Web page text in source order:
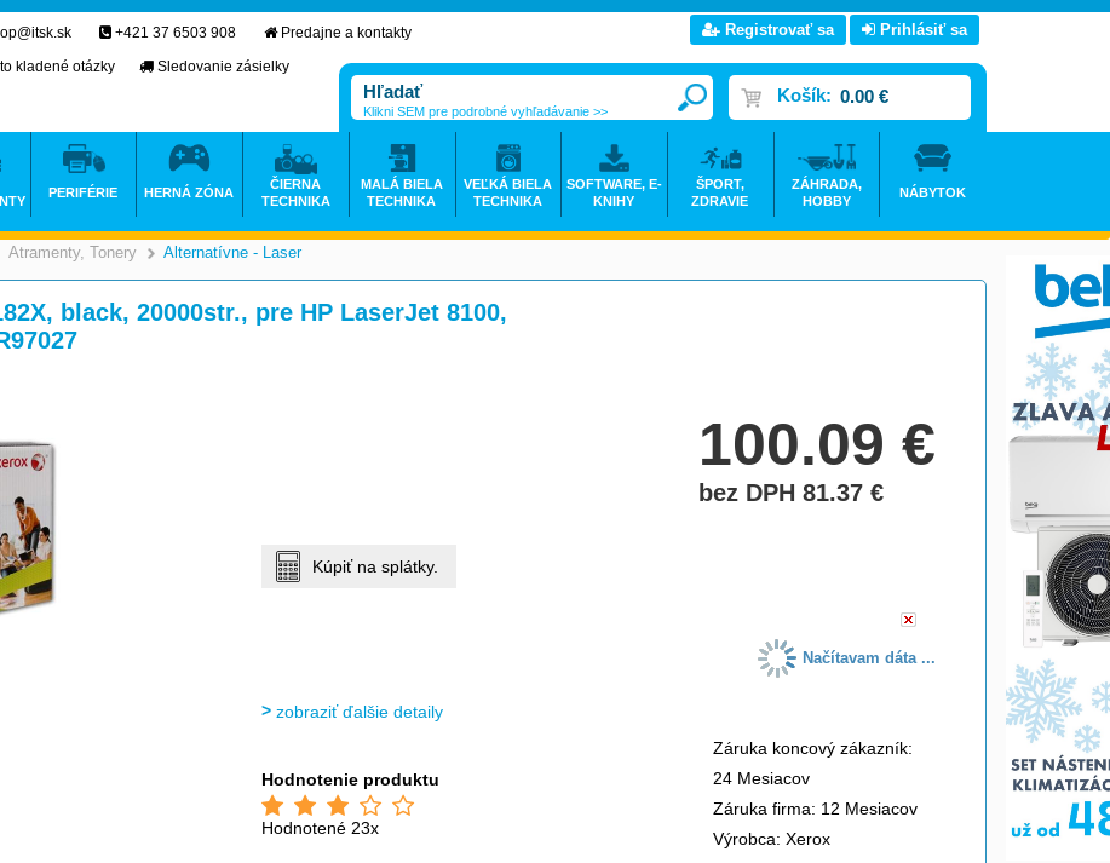
Atramenty, Tonery >
Alternatívne - Laser
black, 20000str., pre HP LaserJet 8100,
100.09€
bez DPH 81.37€
Kúpiť na splátky.
Načítavam dáta ...
zobraziť ďalšie detaily
Hodnotenie produktu
Hodnotené 23x
Záruka koncový zákazník:
24 Mesiacov
Záruka firma: 12 Mesiacov
Výrobca: Xerox
+421 37 6503 908
Predajne a kontakty
kladené otázky
Sledovanie zásielky
Registrovať sa Prihlásiť sa
Košík: 0.00 €
Klikni SEM pre podrobné vyhľadávanie >>
PERIFÉRIE HERNÁ ZÓNA
ČIERNA
TECHNIKA
MALÁ BIELA
TECHNIKA
VEĽKÁ BIELA
TECHNIKA
SOFTWARE, E-
KNIHY
ŠPORT,
ZDRAVIE
ZÁHRADA,
HOBBY
NÁBYTOK